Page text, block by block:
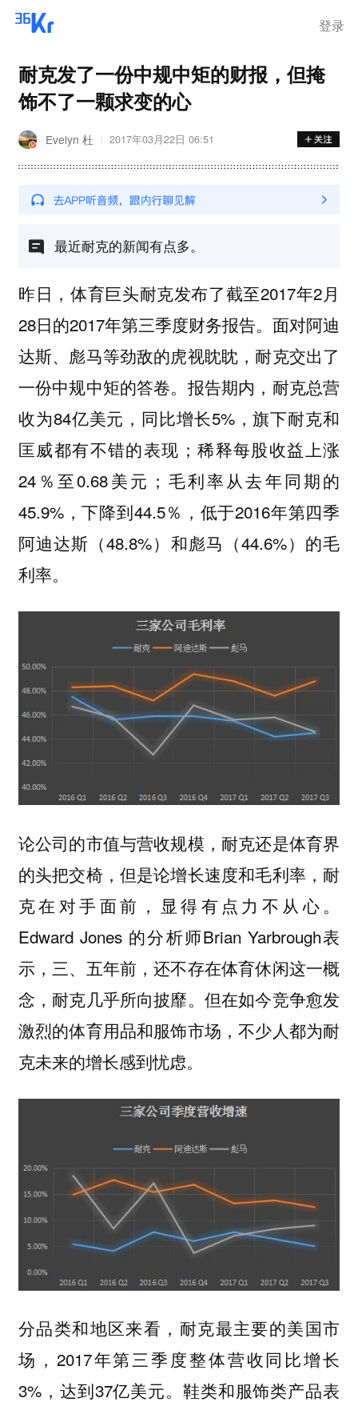
登录
耐克发了一份中规中矩的财报，但掩
饰不了一颗求变的心
Evelyn 杜 2017年03月22日 06:51
最近耐克的新闻有点多。
昨日，体育巨头耐克发布了截至2017年2月
28日的2017年第三季度财务报告。面对阿迪
达斯、彪马等劲敌的虎视眈眈，耐克交出了
一份中规中矩的答卷。报告期内，耐克总营
收为84亿美元，同比增长5%，旗下耐克和
匡威都有不错的表现；稀释每股收益上涨
24％至0.68美元；毛利率从去年同期的
45.9%，下降到44.5％，低于2016年第四季
阿迪达斯（48.8%）和彪马（44.6%）的毛
利率。
论公司的市值与营收规模，耐克还是体育界
的头把交椅，但是论增长速度和毛利率，耐
克在对手面前，显得有点力不从心。
Edward Jones 的分析师Brian Yarbrough表
示，三、五年前，还不存在体育休闲这一概
念，耐克几乎所向披靡。但在如今竞争愈发
激烈的体育用品和服饰市场，不少人都为耐
克未来的增长感到忧虑。
分品类和地区来看，耐克最主要的美国市
场，2017年第三季度整体营收同比增长
3%，达到37亿美元。鞋类和服饰类产品表